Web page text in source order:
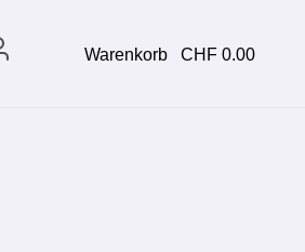
Warenkorb CHF 0.00